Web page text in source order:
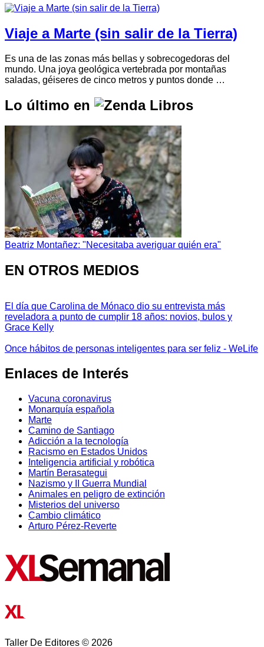
Viaje a Marte (sin salir de la Tierra)
Es una de las zonas más bellas y sobrecogedoras del
mundo. Una joya geológica vertebrada por montañas
saladas, géiseres de cinco metros y puntos donde …
Lo último en
Beatriz Montañez: "Necesitaba averiguar quién era"
EN OTROS MEDIOS
El día que Carolina de Mónaco dio su entrevista más
reveladora a punto de cumplir 18 años: novios, bulos y
Grace Kelly
Once hábitos de personas inteligentes para ser feliz - WeLife
Enlaces de Interés
Vacuna coronavirus
Monarquía española
Marte
Camino de Santiago
Adicción a la tecnología
Racismo en Estados Unidos
Inteligencia artificial y robótica
Martín Berasategui
Nazismo y II Guerra Mundial
Animales en peligro de extinción
Misterios del universo
Cambio climático
Arturo Pérez-Reverte
Taller De Editores © 2026